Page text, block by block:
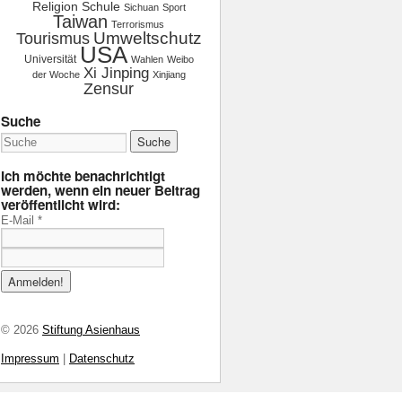
Religion Schule Sichuan Sport
Taiwan Terrorismus
Tourismus Umweltschutz
Universität USA Wahlen Weibo
der Woche Xi Jinping Xinjiang
Zensur
Suche
Ich möchte benachrichtigt
werden, wenn ein neuer Beitrag
veröffentlicht wird:
E-Mail *
© 2026 Stiftung Asienhaus
Impressum Datenschutz